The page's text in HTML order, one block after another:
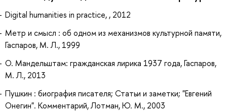
Digital humanities in practice, , 2012
Метр и смысл : об одном из механизмов культурной памяти,
Гаспаров, М. Л., 1999
О. Мандельштам: гражданская лирика 1937 года, Гаспаров,
М. Л., 2013
Пушкин : биография писателя; Статьи и заметки; "Евгений
Онегин". Комментарий, Лотман, Ю. М., 2003